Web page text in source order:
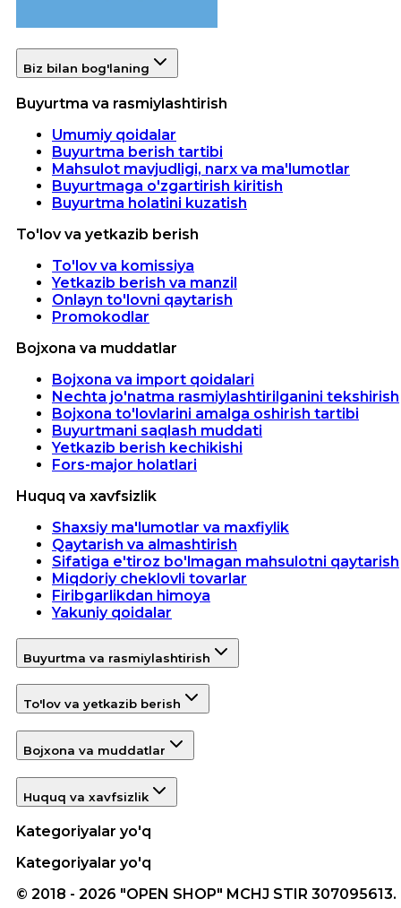
Biz bilan bog'laning
Buyurtma va rasmiylashtirish
Umumiy qoidalar
Buyurtma berish tartibi
Mahsulot mavjudligi, narx va ma'lumotlar
Buyurtmaga o'zgartirish kiritish
Buyurtma holatini kuzatish
To'lov va yetkazib berish
To'lov va komissiya
Yetkazib berish va manzil
Onlayn to'lovni qaytarish
Promokodlar
Bojxona va muddatlar
Bojxona va import qoidalari
Nechta jo'natma rasmiylashtirilganini tekshirish
Bojxona to'lovlarini amalga oshirish tartibi
Buyurtmani saqlash muddati
Yetkazib berish kechikishi
Fors-major holatlari
Huquq va xavfsizlik
Shaxsiy ma'lumotlar va maxfiylik
Qaytarish va almashtirish
Sifatiga e'tiroz bo'lmagan mahsulotni qaytarish
Miqdoriy cheklovli tovarlar
Firibgarlikdan himoya
Yakuniy qoidalar
Buyurtma va rasmiylashtirish
To'lov va yetkazib berish
Bojxona va muddatlar
Huquq va xavfsizlik
Kategoriyalar yo'q
Kategoriyalar yo'q
© 2018 - 2026 "OPEN SHOP" MCHJ STIR 307095613.